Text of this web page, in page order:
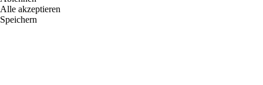
Alle akzeptieren
Speichern